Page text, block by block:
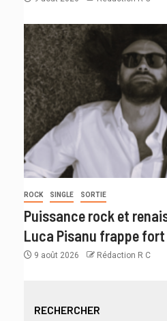
ROCK SINGLE SORTIE
Puissance rock et
Luca Pisanu frappe fort
9 août 2026 Rédaction R C
RECHERCHER